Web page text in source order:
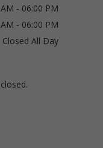
- 06:00 PM
- 06:00 PM
Closed All Day